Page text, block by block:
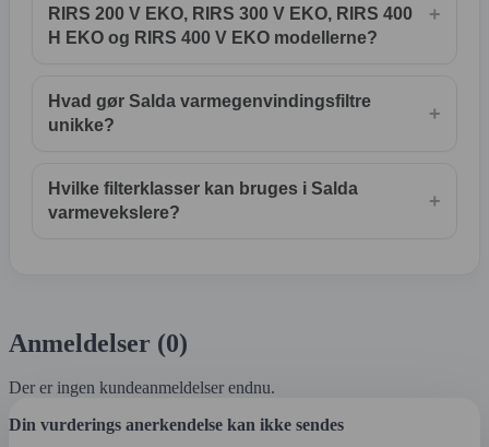
RIRS 200 V EKO, RIRS 300 V EKO, RIRS 400
H EKO og RIRS 400 V EKO modellerne?
+
Hvad gør Salda varmegenvindingsfiltre
unikke?
+
Hvilke filterklasser kan bruges i Salda
varmevekslere?
+
Anmeldelser (0)
Der er ingen kundeanmeldelser endnu.
Din vurderings anerkendelse kan ikke sendes